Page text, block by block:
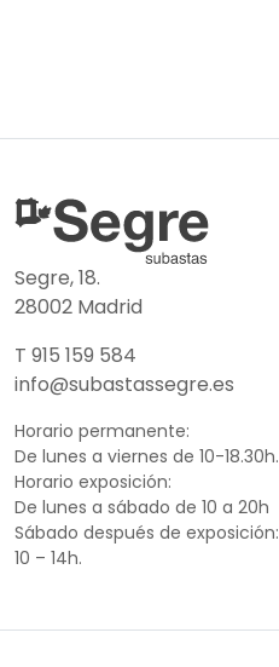
Segre, 18.
28002 Madrid
T 915 159 584
info@subastassegre.es
Horario permanente:
De lunes a viernes de 10-18.30h.
Horario exposición:
De lunes a sábado de 10 a 20h
Sábado después de exposición:
10 – 14h.